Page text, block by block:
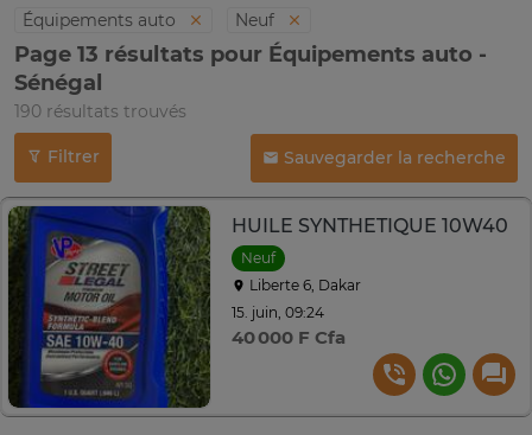
Équipements auto
Neuf
Page 13 résultats pour Équipements auto -
Sénégal
190 résultats trouvés
Filtrer Sauvegarder la recherche
HUILE SYNTHETIQUE 10W40
Neuf
Liberte 6, Dakar
15. juin, 09:24
40 000 F Cfa